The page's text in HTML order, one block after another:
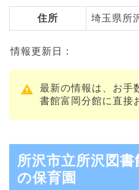
住所 埼玉県所
情報更新日：
最新の情報は、お手
書館富岡分館に直接
所沢市立所沢図書
の保育園